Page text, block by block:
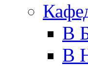
В
В